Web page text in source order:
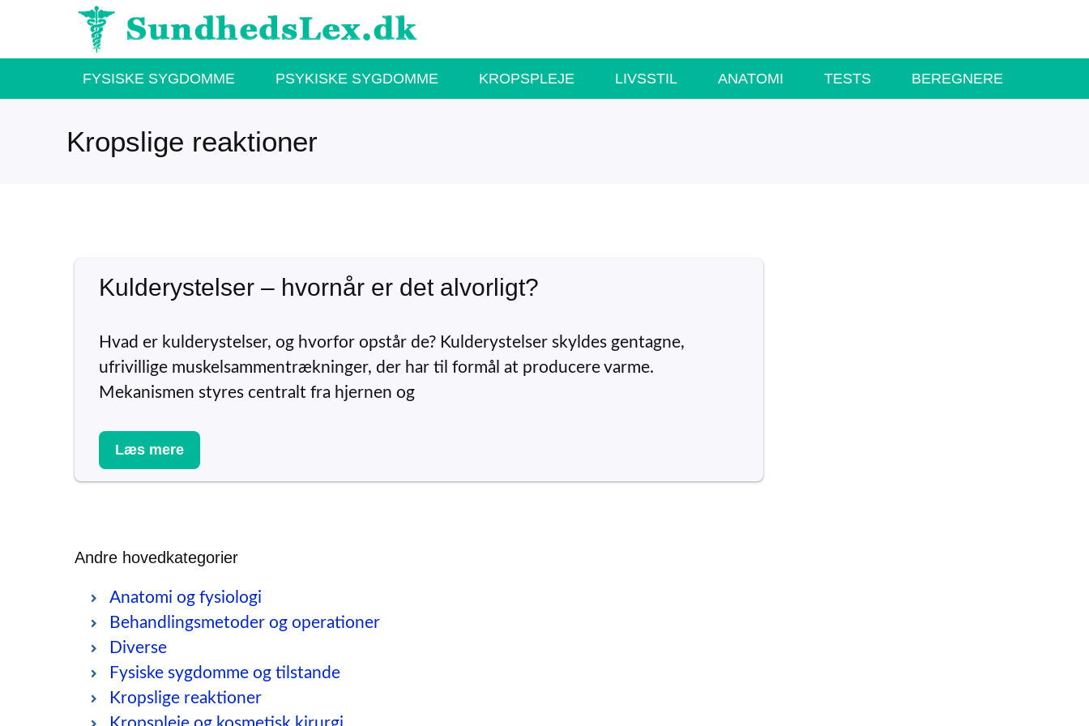
indhold
FYSISKE SYGDOMME PSYKISKE SYGDOMME KROPSPLEJE LIVSSTIL ANATOMI TESTS BEREGNERE
Kropslige reaktioner
Kulderystelser – hvornår er det alvorligt?
Hvad er kulderystelser, og hvorfor opstår de? Kulderystelser skyldes gentagne,
ufrivillige muskelsammentrækninger, der har til formål at producere varme.
Mekanismen styres centralt fra hjernen og
Læs mere
Andre hovedkategorier
Anatomi og fysiologi
Behandlingsmetoder og operationer
Diverse
Fysiske sygdomme og tilstande
Kropslige reaktioner